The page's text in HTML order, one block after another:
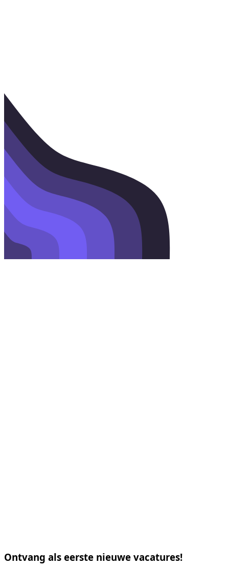
Ontvang als eerste nieuwe vacatures!